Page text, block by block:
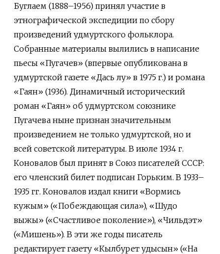
Буглаем (1888–1956) принял участие в
этнографической экспедиции по сбору
произведений удмуртского фольклора.
Собранные материалы вылились в написание
пьесы «Пугачев» (впервые опубликована в
удмуртской газете «Дась лу» в 1975 г.) и романа
«Гаян» (1936). Динамичный исторический
роман «Гаян» об удмуртском союзнике
Пугачева ныне признан значительным
произведением не только удмуртской, но и
всей советской литературы. В июле 1934 г.
Коновалов был принят в Союз писателей СССР:
его членский билет подписан Горьким. В 1933–
1935 гг. Коновалов издал книги «Вормись
кужым» («Побеждающая сила»), «Шудо
выжы» («Счастливое поколение»), «Чильдэт»
(«Мишень»). В эти же годы писатель
редактирует газету «Кылбурет удысын» («На